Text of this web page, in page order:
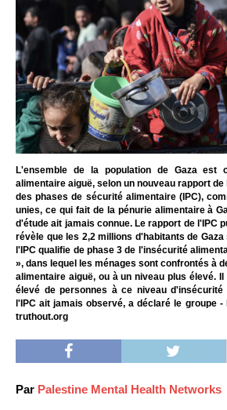
L'ensemble de la population de Gaza est
alimentaire aiguë, selon un nouveau rapport
des phases de sécurité alimentaire (IPC),
unies, ce qui fait de la pénurie alimentaire à
d'étude ait jamais connue. Le rapport de l'IPC
révèle que les 2,2 millions d'habitants de
l'IPC qualifie de phase 3 de l'insécurité
», dans lequel les ménages sont confrontés à
alimentaire aiguë, ou à un niveau plus élevé.
élevé de personnes à ce niveau
l'IPC ait jamais observé, a déclaré le groupe -
truthout.org
Par Palestine Mental Health Networks